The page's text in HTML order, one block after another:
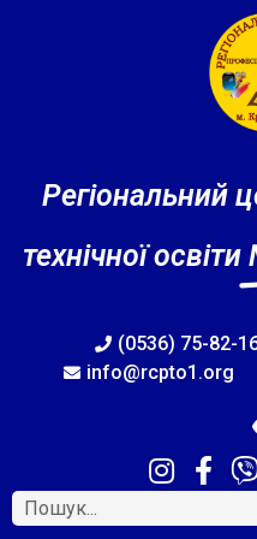
Регіональний
технічної освіти
(0536) 75-82-
info@rcpto1.org